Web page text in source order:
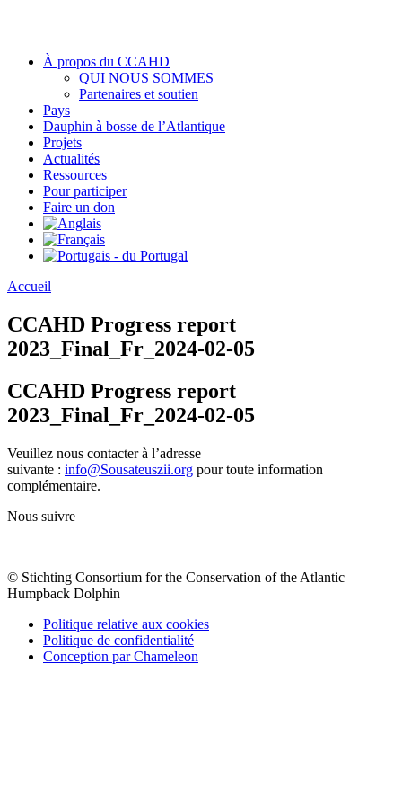
À propos du CCAHD
QUI NOUS SOMMES
Partenaires et soutien
Pays
Dauphin à bosse de l’Atlantique
Projets
Actualités
Ressources
Pour participer
Faire un don
Accueil
CCAHD Progress report
2023_Final_Fr_2024-02-05
CCAHD Progress report
2023_Final_Fr_2024-02-05
Veuillez nous contacter à l’adresse
suivante : info@Sousateuszii.org pour toute information
complémentaire.
Nous suivre
© Stichting Consortium for the Conservation of the Atlantic
Humpback Dolphin
Politique relative aux cookies
Politique de confidentialité
Conception par Chameleon